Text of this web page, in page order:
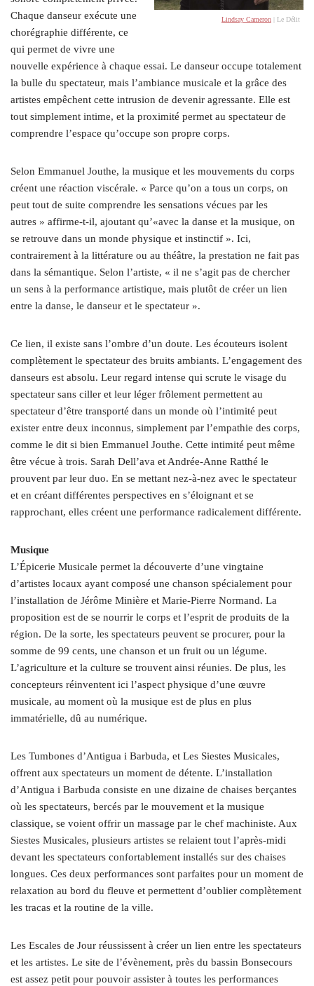
Lindsay Cameron | Le Délit
Chaque danseur exécute une
chorégraphie différente, ce
qui permet de vivre une
nouvelle expérience à chaque essai. Le danseur occupe totalement
la bulle du spectateur, mais l’ambiance musicale et la grâce des
artistes empêchent cette intrusion de devenir agressante. Elle est
tout simplement intime, et la proximité permet au spectateur de
comprendre l’espace qu’occupe son propre corps.
Selon Emmanuel Jouthe, la musique et les mouvements du corps
créent une réaction viscérale. « Parce qu’on a tous un corps, on
peut tout de suite comprendre les sensations vécues par les
autres » affirme-t-il, ajoutant qu’«avec la danse et la musique, on
se retrouve dans un monde physique et instinctif ». Ici,
contrairement à la littérature ou au théâtre, la prestation ne fait pas
dans la sémantique. Selon l’artiste, « il ne s’agit pas de chercher
un sens à la performance artistique, mais plutôt de créer un lien
entre la danse, le danseur et le spectateur ».
Ce lien, il existe sans l’ombre d’un doute. Les écouteurs isolent
complètement le spectateur des bruits ambiants. L’engagement des
danseurs est absolu. Leur regard intense qui scrute le visage du
spectateur sans ciller et leur léger frôlement permettent au
spectateur d’être transporté dans un monde où l’intimité peut
exister entre deux inconnus, simplement par l’empathie des corps,
comme le dit si bien Emmanuel Jouthe. Cette intimité peut même
être vécue à trois. Sarah Dell’ava et Andrée-Anne Ratthé le
prouvent par leur duo. En se mettant nez-à-nez avec le spectateur
et en créant différentes perspectives en s’éloignant et se
rapprochant, elles créent une performance radicalement différente.
Musique
L’Épicerie Musicale permet la découverte d’une vingtaine
d’artistes locaux ayant composé une chanson spécialement pour
l’installation de Jérôme Minière et Marie-Pierre Normand. La
proposition est de se nourrir le corps et l’esprit de produits de la
région. De la sorte, les spectateurs peuvent se procurer, pour la
somme de 99 cents, une chanson et un fruit ou un légume.
L’agriculture et la culture se trouvent ainsi réunies. De plus, les
concepteurs réinventent ici l’aspect physique d’une œuvre
musicale, au moment où la musique est de plus en plus
immatérielle, dû au numérique.
Les Tumbones d’Antigua i Barbuda, et Les Siestes Musicales,
offrent aux spectateurs un moment de détente. L’installation
d’Antigua i Barbuda consiste en une dizaine de chaises berçantes
où les spectateurs, bercés par le mouvement et la musique
classique, se voient offrir un massage par le chef machiniste. Aux
Siestes Musicales, plusieurs artistes se relaient tout l’après-midi
devant les spectateurs confortablement installés sur des chaises
longues. Ces deux performances sont parfaites pour un moment de
relaxation au bord du fleuve et permettent d’oublier complètement
les tracas et la routine de la ville.
Les Escales de Jour réussissent à créer un lien entre les spectateurs
et les artistes. Le site de l’évènement, près du bassin Bonsecours
est assez petit pour pouvoir assister à toutes les performances